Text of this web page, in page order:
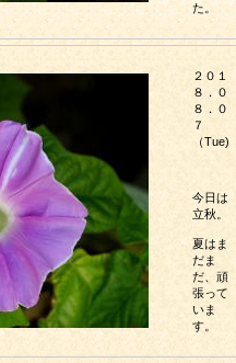
た。
２０１
８．０
８．０
７
（Tue)
今日は
立秋。
夏はま
だま
だ、頑
張って
いま
す。